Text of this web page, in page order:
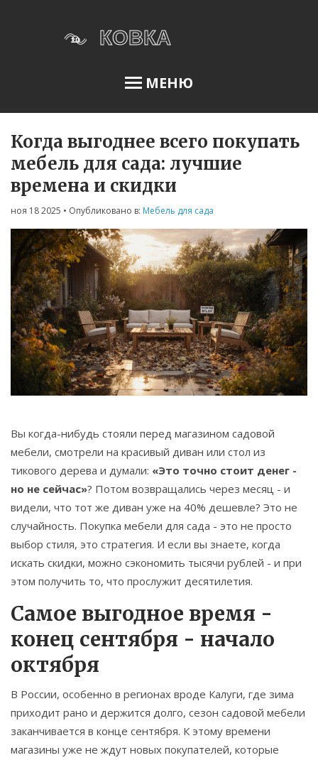
МЕНЮ
Освещение сада
Меню
О нас
Условия использования
Политика конфиденциальности
ФЗ-152
Связаться
© 2026. Все права защищены.
Когда выгоднее всего покупать
мебель для сада: лучшие
времена и скидки
ноя 18 2025 • Опубликовано в: Мебель для сада
Вы когда-нибудь стояли перед магазином садовой
мебели, смотрели на красивый диван или стол из
тикового дерева и думали: «Это точно стоит денег -
но не сейчас»? Потом возвращались через месяц - и
видели, что тот же диван уже на 40% дешевле? Это не
случайность. Покупка мебели для сада - это не просто
выбор стиля, это стратегия. И если вы знаете, когда
искать скидки, можно сэкономить тысячи рублей - и при
этом получить то, что прослужит десятилетия.
Самое выгодное время -
конец сентября - начало
октября
В России, особенно в регионах вроде Калуги, где зима
приходит рано и держится долго, сезон садовой мебели
заканчивается в конце сентября. К этому времени
магазины уже не ждут новых покупателей, которые